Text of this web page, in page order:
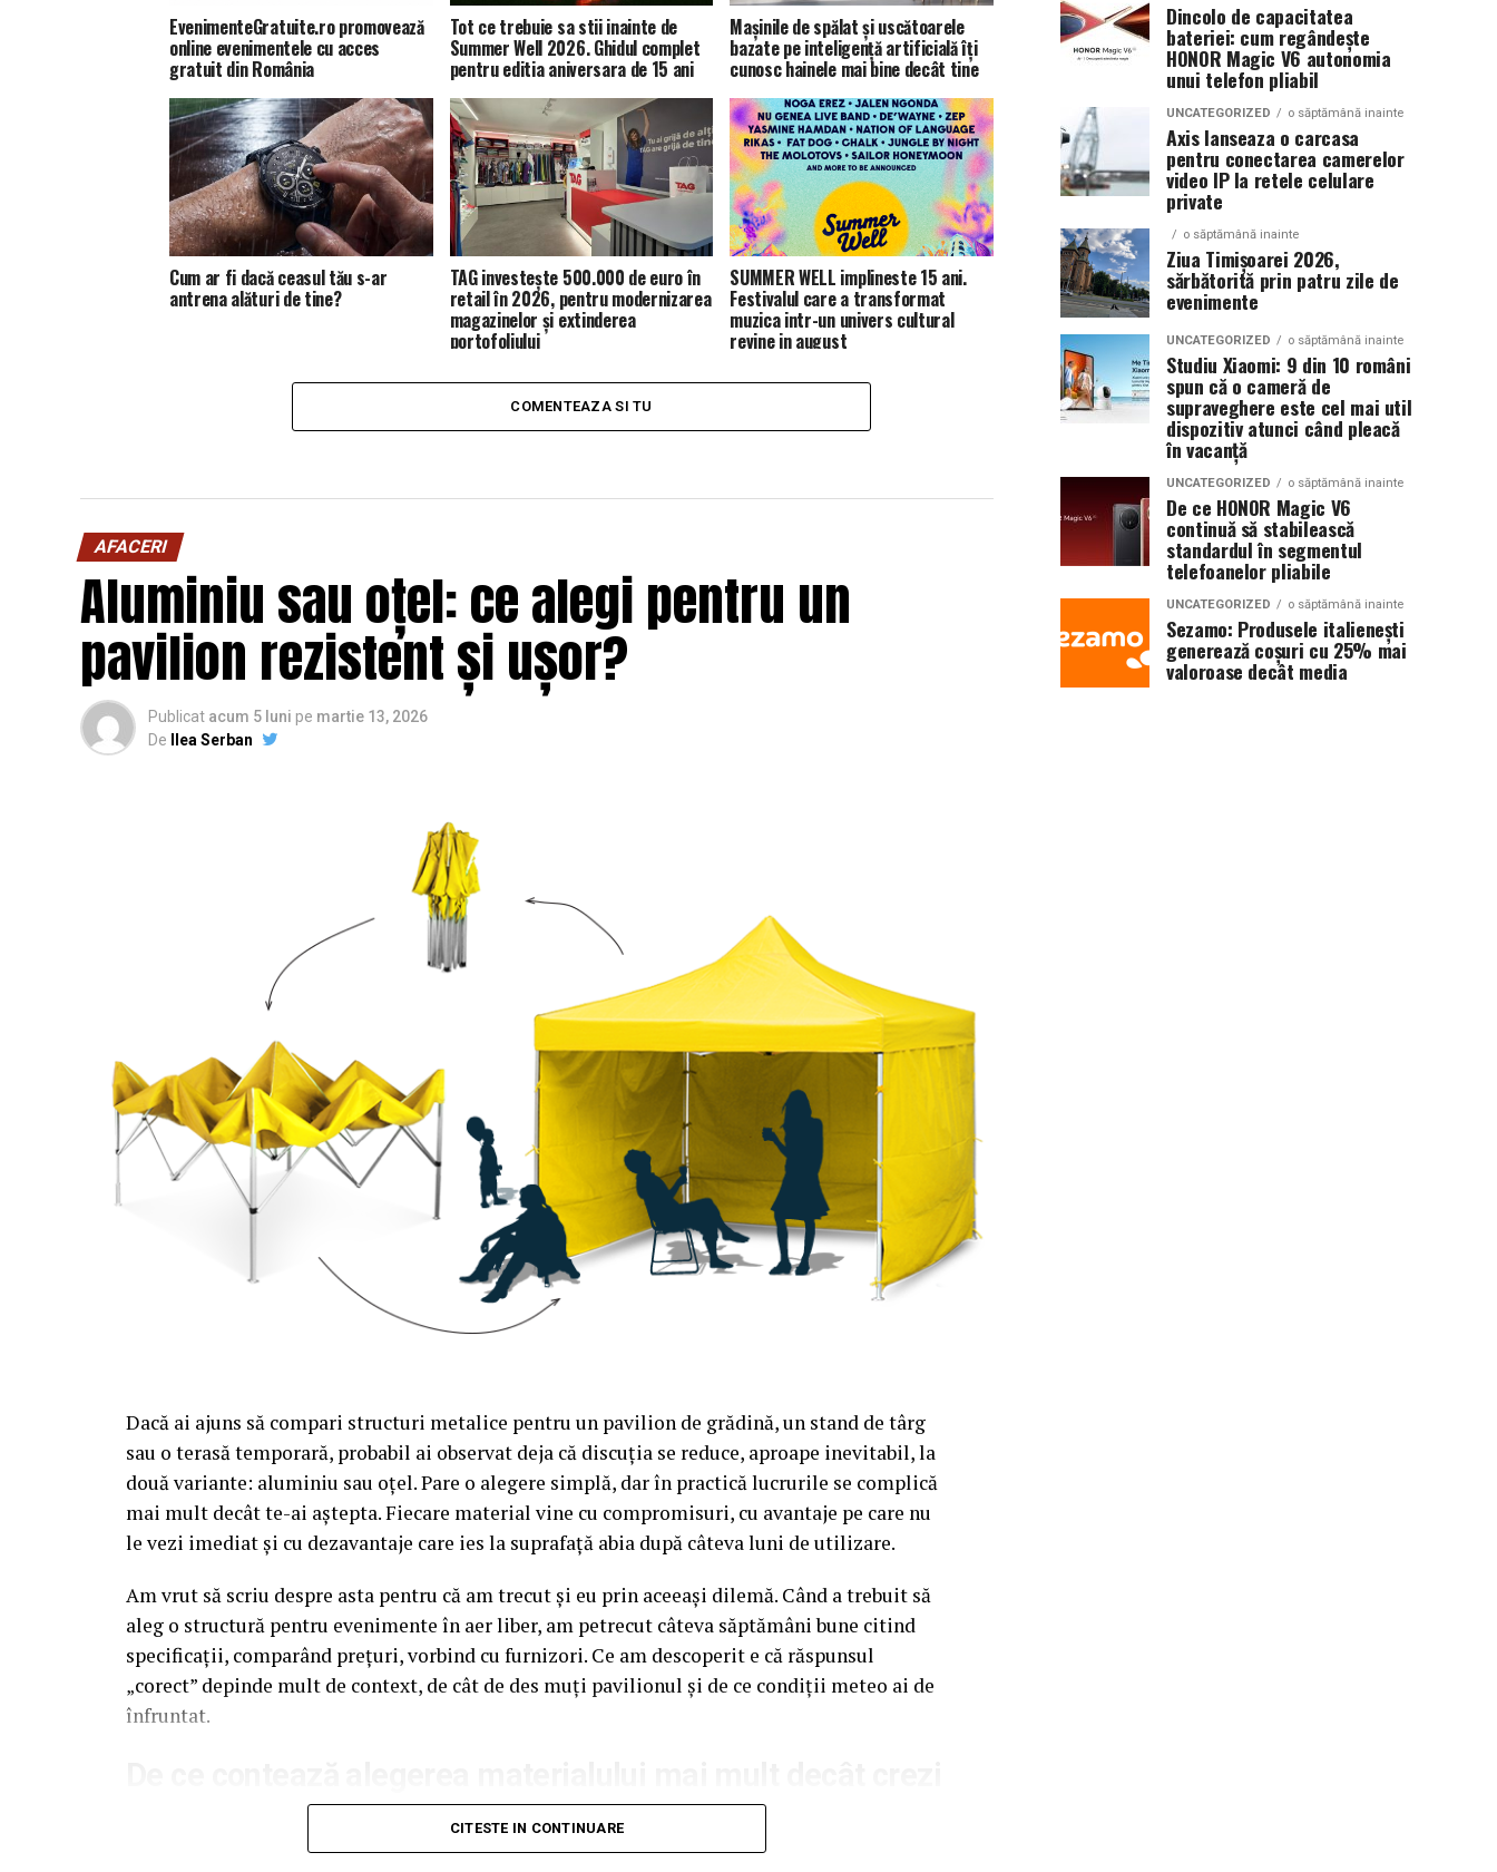
EvenimenteGratuite.ro promovează
online evenimentele cu acces
gratuit din România
Tot ce trebuie sa stii inainte de
Summer Well 2026. Ghidul complet
pentru editia aniversara de 15 ani
Mașinile de spălat și uscătoarele
bazate pe inteligență artificială îți
cunosc hainele mai bine decât tine
Cum ar fi dacă ceasul tău s-ar
antrena alături de tine?
TAG investește 500.000 de euro în
retail în 2026, pentru modernizarea
magazinelor și extinderea
portofoliului
SUMMER WELL implineste 15 ani.
Festivalul care a transformat
muzica intr-un univers cultural
revine in august
COMENTEAZA SI TU
AFACERI
Aluminiu sau oțel: ce alegi pentru un
pavilion rezistent și ușor?
Publicat acum 5 luni pe martie 13, 2026
De
Ilea Serban
Dacă ai ajuns să compari structuri metalice pentru un pavilion de grădină, un stand de târg
sau o terasă temporară, probabil ai observat deja că discuția se reduce, aproape inevitabil, la
două variante: aluminiu sau oțel. Pare o alegere simplă, dar în practică lucrurile se complică
mai mult decât te-ai aștepta. Fiecare material vine cu compromisuri, cu avantaje pe care nu
le vezi imediat și cu dezavantaje care ies la suprafață abia după câteva luni de utilizare.
Am vrut să scriu despre asta pentru că am trecut și eu prin aceeași dilemă. Când a trebuit să
aleg o structură pentru evenimente în aer liber, am petrecut câteva săptămâni bune citind
specificații, comparând prețuri, vorbind cu furnizori. Ce am descoperit e că răspunsul
„corect” depinde mult de context, de cât de des muți pavilionul și de ce condiții meteo ai de
înfruntat.
Multe persoane tratează cadrul metalic al unui pavilion ca pe un detaliu secundar. Atenția
merge, de obicei, spre dimensiuni, spre aspectul acoperișului sau spre preț. Materialul din
CITESTE IN CONTINUARE
Dincolo de capacitatea
bateriei: cum regândește
HONOR Magic V6 autonomia
unui telefon pliabil
UNCATEGORIZED o săptămână inainte
Axis lanseaza o carcasa
pentru conectarea camerelor
video IP la retele celulare
private
o săptămână inainte
Ziua Timișoarei 2026,
sărbătorită prin patru zile de
evenimente
UNCATEGORIZED o săptămână inainte
Studiu Xiaomi: 9 din 10 români
spun că o cameră de
supraveghere este cel mai util
dispozitiv atunci când pleacă
în vacanță
UNCATEGORIZED o săptămână inainte
De ce HONOR Magic V6
continuă să stabilească
standardul în segmentul
telefoanelor pliabile
UNCATEGORIZED o săptămână inainte
Sezamo: Produsele italienești
generează coșuri cu 25% mai
valoroase decât media